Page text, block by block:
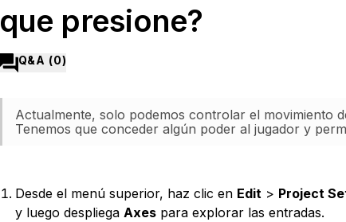
que presione?
Q&A (0)
Actualmente, solo podemos controlar el movimiento
Tenemos que conceder algún poder al jugador y
Desde el menú superior, haz clic en Edit > Project
y luego despliega Axespara explorar las entradas.